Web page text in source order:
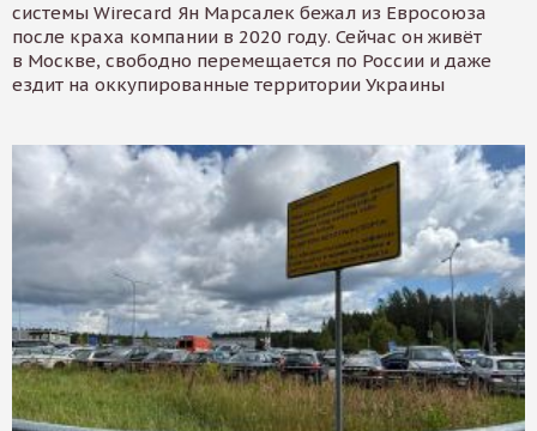
системы Wirecard Ян Марсалек бежал из Евросоюза
после краха компании в 2020 году. Сейчас он живёт
в Москве, свободно перемещается по России и даже
ездит на оккупированные территории Украины